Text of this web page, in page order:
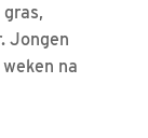
Jongen
na